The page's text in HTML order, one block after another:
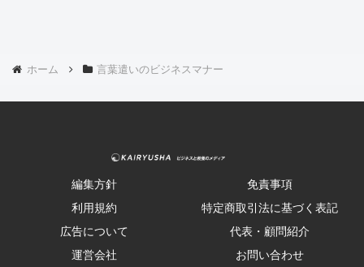
ホーム 言葉遣いのビジネスマナー
編集方針
免責事項
利用規約
特定商取引法に基づく表記
広告について
代表・顧問紹介
運営会社
お問い合わせ